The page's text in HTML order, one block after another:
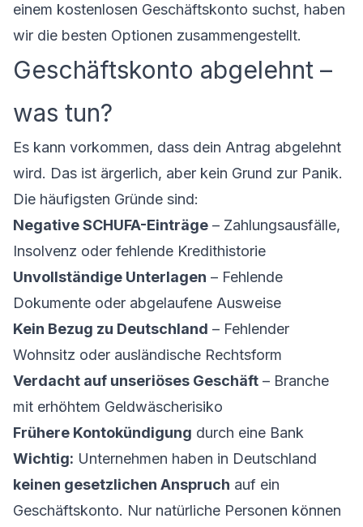
einem kostenlosen Geschäftskonto suchst, haben
wir die besten Optionen zusammengestellt.
Geschäftskonto abgelehnt –
was tun?
Es kann vorkommen, dass dein Antrag abgelehnt
wird. Das ist ärgerlich, aber kein Grund zur Panik.
Die häufigsten Gründe sind:
Negative SCHUFA-Einträge – Zahlungsausfälle,
Insolvenz oder fehlende Kredithistorie
Unvollständige Unterlagen – Fehlende
Dokumente oder abgelaufene Ausweise
Kein Bezug zu Deutschland – Fehlender
Wohnsitz oder ausländische Rechtsform
Verdacht auf unseriöses Geschäft – Branche
mit erhöhtem Geldwäscherisiko
Frühere Kontokündigung durch eine Bank
Wichtig: Unternehmen haben in Deutschland
keinen gesetzlichen Anspruch auf ein
Geschäftskonto. Nur natürliche Personen können